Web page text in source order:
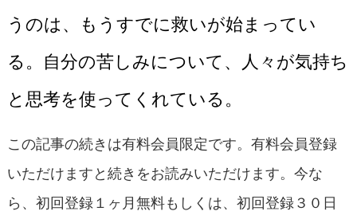
うのは、もうすでに救いが始まってい
る。自分の苦しみについて、人々が気持ち
と思考を使ってくれている。
この記事の続きは有料会員限定です。有料会員登録
いただけますと続きをお読みいただけます。今な
ら、初回登録１ヶ月無料もしくは、初回登録３０日